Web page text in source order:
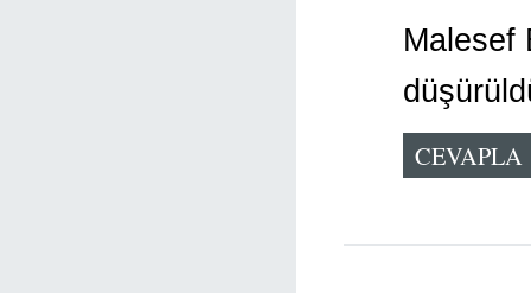
Malesef
CEVAPLA